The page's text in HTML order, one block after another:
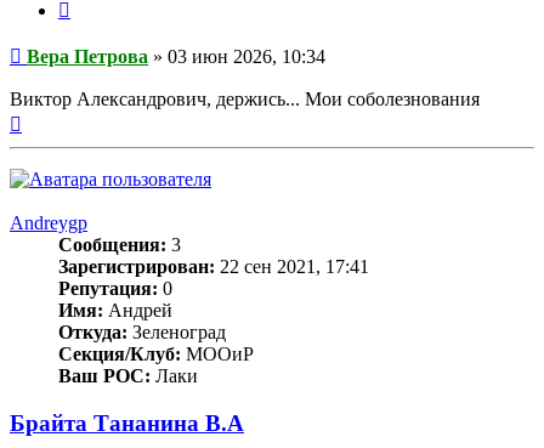
Сообщение
Вера Петрова » 03 июн 2026, 10:34
Виктор Александрович, держись... Мои соболезнования
Andreygp
Сообщения: 3
Зарегистрирован: 22 сен 2021, 17:41
Репутация: 0
Имя: Андрей
Откуда: Зеленоград
Секция/Клуб: МООиР
Ваш РОС: Лаки
Брайта Тананина В.А